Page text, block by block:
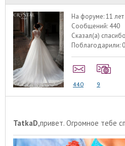
На форуме:11
Сообщений: 440
Сказал(а)
Поблагодарили:
440 9
TatkaD,привет. Огромное тебе